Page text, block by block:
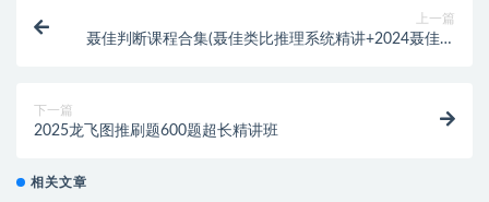
上一篇
聂佳判断课程合集(聂佳类比推理系统精讲+2024聂佳削
下一篇
2025龙飞图推刷题600题超长精讲班
相关文章